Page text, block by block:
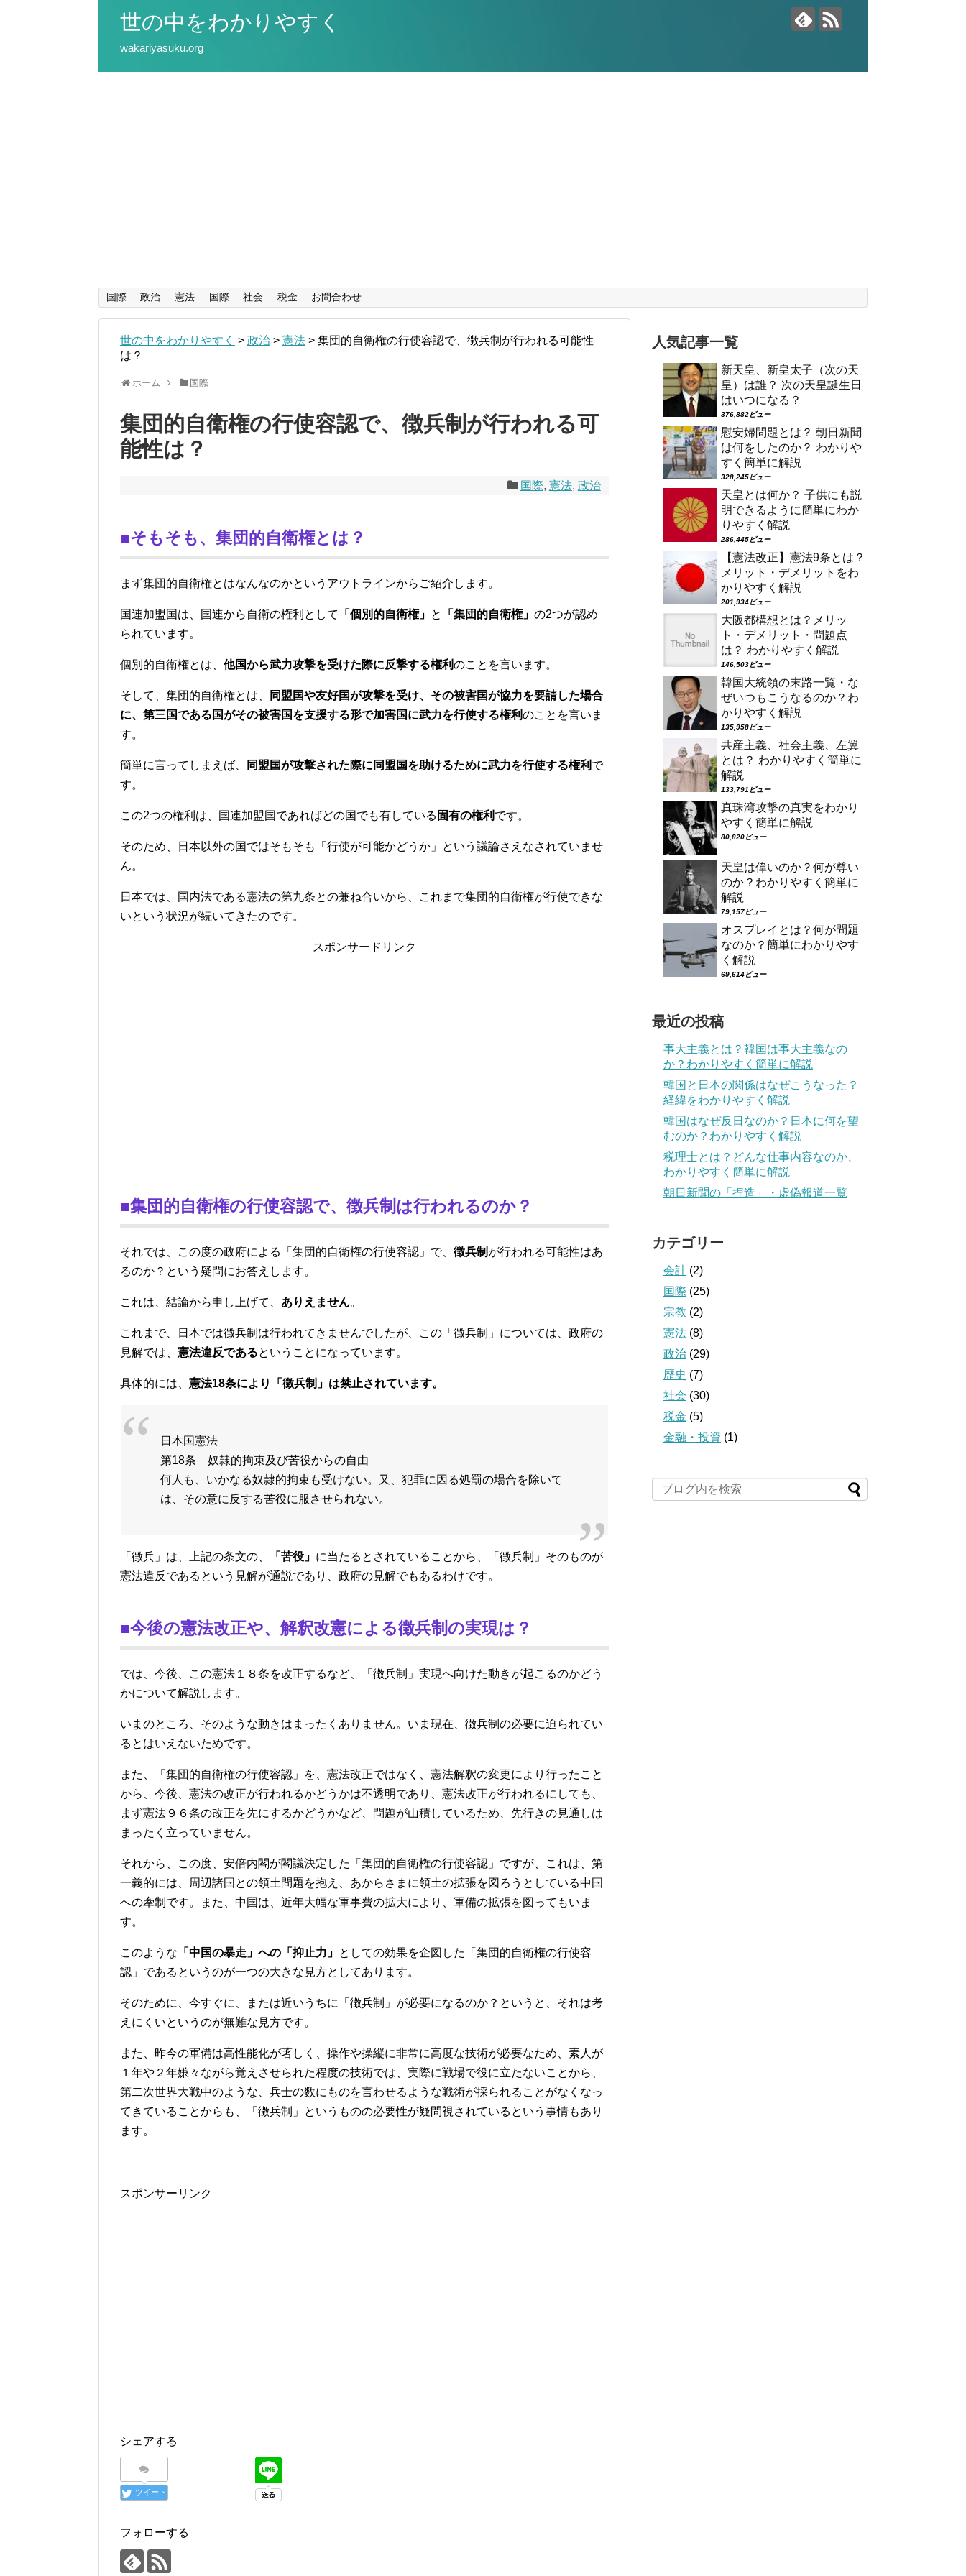
世の中をわかりやすく
wakariyasuku.org
国際 政治 憲法 国際 社会 税金 お問合わせ
世の中をわかりやすく > 政治 > 憲法 > 集団的自衛権の行使容認で、徴兵制が行われる可能性
は？
ホーム 国際
集団的自衛権の行使容認で、徴兵制が行われる可
能性は？
国際, 憲法, 政治
■そもそも、集団的自衛権とは？
まず集団的自衛権とはなんなのかというアウトラインからご紹介します。
国連加盟国は、国連から自衛の権利として 「個別的自衛権」 と 「集団的自衛権」 の2つが認め
られています。
個別的自衛権とは、 他国から武力攻撃を受けた際に反撃する権利のことを言います。
そして、集団的自衛権とは、
同盟国や友好国が攻撃を受け、その被害国が協力を要請した場合
に、第三国である国がその被害国を支援する形で加害国に武力を行使する権利のことを言いま
す。
簡単に言ってしまえば、 同盟国が攻撃された際に同盟国を助けるために武力を行使する権利 で
す。
この2つの権利は、国連加盟国であればどの国でも有している 固有の権利 です。
そのため、日本以外の国ではそもそも「行使が可能かどうか」という議論さえなされていませ
ん。
日本では、国内法である憲法の第九条との兼ね合いから、これまで集団的自衛権が行使できな
いという状況が続いてきたのです。
スポンサードリンク
■集団的自衛権の行使容認で、徴兵制は行われるのか？
それでは、この度の政府による「集団的自衛権の行使容認」で、 徴兵制 が行われる可能性はあ
るのか？という疑問にお答えします。
これは、結論から申し上げて、 ありえません。
これまで、日本では徴兵制は行われてきませんでしたが、この「徴兵制」については、政府の
見解では、 憲法違反であるということになっています。
具体的には、 憲法18条により「徴兵制」は禁止されています。
日本国憲法
第18条 奴隷的拘束及び苦役からの自由
何人も、いかなる奴隷的拘束も受けない。又、犯罪に因る処罰の場合を除いて
は、その意に反する苦役に服させられない。
「徴兵」は、上記の条文の、 「苦役」 に当たるとされていることから、「徴兵制」そのものが
憲法違反であるという見解が通説であり、政府の見解でもあるわけです。
■今後の憲法改正や、解釈改憲による徴兵制の実現は？
では、今後、この憲法１８条を改正するなど、「徴兵制」実現へ向けた動きが起こるのかどう
かについて解説します。
いまのところ、そのような動きはまったくありません。いま現在、徴兵制の必要に迫られてい
るとはいえないためです。
また、「集団的自衛権の行使容認」を、憲法改正ではなく、憲法解釈の変更により行ったこと
から、今後、憲法の改正が行われるかどうかは不透明であり、憲法改正が行われるにしても、
まず憲法９６条の改正を先にするかどうかなど、問題が山積しているため、先行きの見通しは
まったく立っていません。
それから、この度、安倍内閣が閣議決定した「集団的自衛権の行使容認」ですが、これは、第
一義的には、周辺諸国との領土問題を抱え、あからさまに領土の拡張を図ろうとしている中国
への牽制です。また、中国は、近年大幅な軍事費の拡大により、軍備の拡張を図ってもいま
す。
このような 「中国の暴走」への「抑止力」 としての効果を企図した「集団的自衛権の行使容
認」であるというのが一つの大きな見方としてあります。
そのために、今すぐに、または近いうちに「徴兵制」が必要になるのか？というと、それは考
えにくいというのが無難な見方です。
また、昨今の軍備は高性能化が著しく、操作や操縦に非常に高度な技術が必要なため、素人が
１年や２年嫌々ながら覚えさせられた程度の技術では、実際に戦場で役に立たないことから、
第二次世界大戦中のような、兵士の数にものを言わせるような戦術が採られることがなくなっ
てきていることからも、「徴兵制」というものの必要性が疑問視されているという事情もあり
ます。
スポンサーリンク
シェアする
ツイート
フォローする
人気記事一覧
新天皇、新皇太子（次の天
皇）は誰？ 次の天皇誕生日
はいつになる？
376,882ビュー
慰安婦問題とは？ 朝日新聞
は何をしたのか？ わかりや
すく簡単に解説
328,245ビュー
天皇とは何か？ 子供にも説
明できるように簡単にわか
りやすく解説
286,445ビュー
【憲法改正】憲法9条とは？
メリット・デメリットをわ
かりやすく解説
201,934ビュー
大阪都構想とは？メリッ
ト・デメリット・問題点
は？ わかりやすく解説
146,503ビュー
韓国大統領の末路一覧・な
ぜいつもこうなるのか？わ
かりやすく解説
135,958ビュー
共産主義、社会主義、左翼
とは？ わかりやすく簡単に
解説
133,791ビュー
真珠湾攻撃の真実をわかり
やすく簡単に解説
80,820ビュー
天皇は偉いのか？何が尊い
のか？わかりやすく簡単に
解説
79,157ビュー
オスプレイとは？何が問題
なのか？簡単にわかりやす
く解説
69,614ビュー
最近の投稿
事大主義とは？韓国は事大主義なの
か？わかりやすく簡単に解説
韓国と日本の関係はなぜこうなった？
経緯をわかりやすく解説
韓国はなぜ反日なのか？日本に何を望
むのか？わかりやすく解説
税理士とは？どんな仕事内容なのか、
わかりやすく簡単に解説
朝日新聞の「捏造」・虚偽報道一覧
カテゴリー
会計 (2)
国際 (25)
宗教 (2)
憲法 (8)
政治 (29)
歴史 (7)
社会 (30)
税金 (5)
金融・投資 (1)